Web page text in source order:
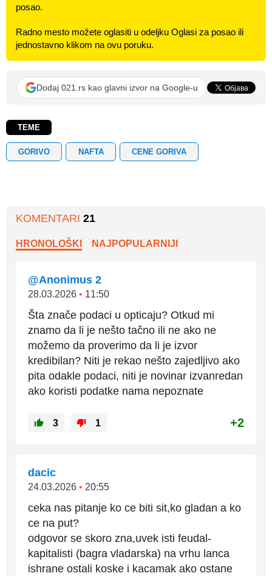
posao.
Radno mesto možete oglasiti u odeljku Oglasi za posao ili
jednostavno klikom na ovu poruku.
Dodaj 021.rs kao glavni izvor na Google-u
TEME
GORIVO NAFTA CENE GORIVA
KOMENTARI 21
HRONOLOŠKI NAJPOPULARNIJI
@Anonimus 2
28.03.2026 • 11:50
Šta znače podaci u opticaju? Otkud mi
znamo da li je nešto tačno ili ne ako ne
možemo da proverimo da li je izvor
kredibilan? Niti je rekao nešto zajedljivo ako
pita odakle podaci, niti je novinar izvanredan
ako koristi podatke nama nepoznate
3 1 +2
dacic
24.03.2026 • 20:55
ceka nas pitanje ko ce biti sit,ko gladan a ko
ce na put?
odgovor se skoro zna,uvek isti feudal-
kapitalisti (bagra vladarska) na vrhu lanca
ishrane ostali koske i kacamak ako ostane